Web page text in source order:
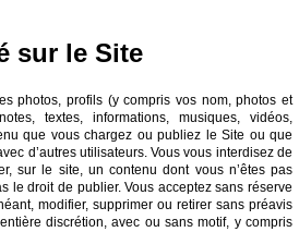
sur le Site
photos, profils (y compris vos nom, photos et
textes, informations, musiques, vidéos,
que vous chargez ou publiez le Site ou que
d’autres utilisateurs. Vous vous interdisez de
sur le site, un contenu dont vous n’êtes pas
le droit de publier. Vous acceptez sans réserve
modifier, supprimer ou retirer sans préavis
discrétion, avec ou sans motif, y compris